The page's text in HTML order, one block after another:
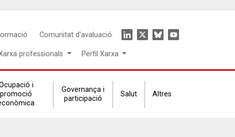
Comunitat d'avaluació
Icon
menu
professionals Perfil Xarxa
i
promoció
Governança i
participació
Salut Altres